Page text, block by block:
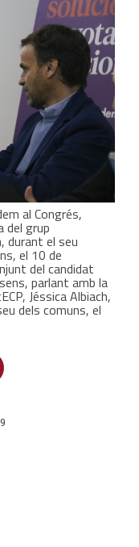
al Congrés,
del grup
durant el seu
el 10 de
del candidat
parlant amb la
Jéssica Albiach,
dels comuns, el